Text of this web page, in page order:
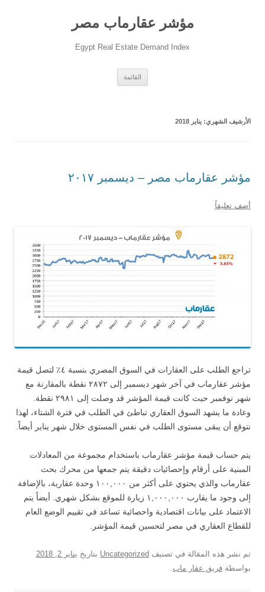
مؤشر عقارماب مصر
Egypt Real Estate Demand Index
القائمة
الأرشيف الشهري: يناير 2018
مؤشر عقارماب مصر – ديسمبر ٢٠١٧
أضف تعليقاً
تراجع الطلب على العقارات في السوق المصري بنسبة ٤٪ لتصل قيمة
مؤشر عقارماب في آخر شهر ديسمبر إلى ٢٨٧٢ نقطة بالمقارنة مع
شهر نوفمبر حيث كانت قيمة المؤشر قد وصلت إلى ٢٩٨١ نقطة.
وعادة ما يشهد السوق العقاري تباطئ في الطلب في فترة الشتاء، لهذا
نتوقع أن يبقى مستوى الطلب في نفس المستوى خلال شهر يناير أيضاً.
يتم حساب قيمة مؤشر عقارماب باستخدام مجموعة من المعادلات
المبنية على أرقام وإحصائيات دقيقة يتم جمعها من محرك بحث
عقارماب والذي يحتوي على أكثر من ١٠٠,٠٠٠ وحدة عقارية، بالإضافة
إلى وجود ما يقارب ١,٠٠٠,٠٠٠ زيارة للموقع بشكل شهري. أيضاً يتم
الاعتماد على بيانات اقتصادية واحصائية تساعد في تقييم الوضع العام
للقطاع العقاري في مصر لتحسين قيمة المؤشر.
تم نشر هذه المقالة في تصنيف Uncategorized بتاريخ يناير 2, 2018
بواسطة فريق عقار ماب